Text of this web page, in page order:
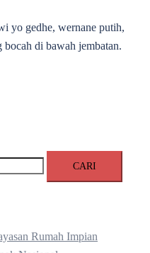
yo gedhe, wernane putih,
bocah di bawah jembatan.
Rumah Impian